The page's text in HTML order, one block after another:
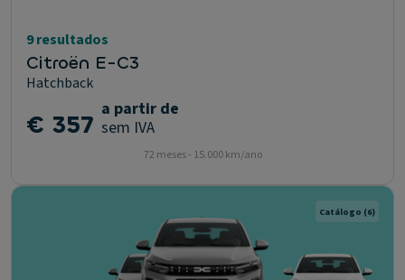
9 resultados
Citroën E-C3
Hatchback
€ 357 a partir de
sem IVA
72 meses - 15.000 km/ano
Catálogo (6)